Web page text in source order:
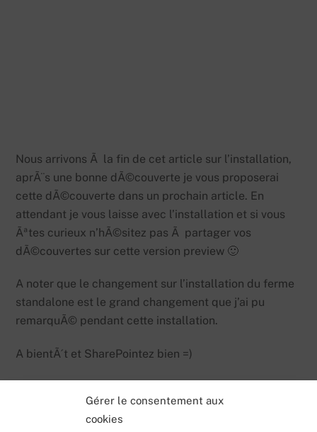
Gérer le consentement aux
cookies
Nous arrivons Ã la fin de cet article sur l’installation,
aprÃ¨s une bonne dÃ©couverte je vous proposerai
cette dÃ©couverte dans un prochain article. En
attendant je vous laisse avec l’installation et si vous
Ãªtes curieux n’hÃ©sitez pas Ã partager vos
dÃ©couvertes sur cette version preview 🙂
A noter que le changement sur l’installation du ferme
standalone est le grand changement que j’ai pu
remarquÃ© pendant cette installation.
A bientÃ´t et SharePointez bien =)